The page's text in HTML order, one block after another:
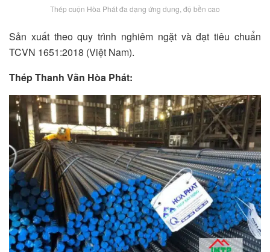
Thép cuộn Hòa Phát đa dạng ứng dụng, độ bền cao
Sản xuất theo quy trình nghiêm ngặt và đạt tiêu chuẩn
TCVN 1651:2018 (Việt Nam).
Thép Thanh Vằn Hòa Phát: